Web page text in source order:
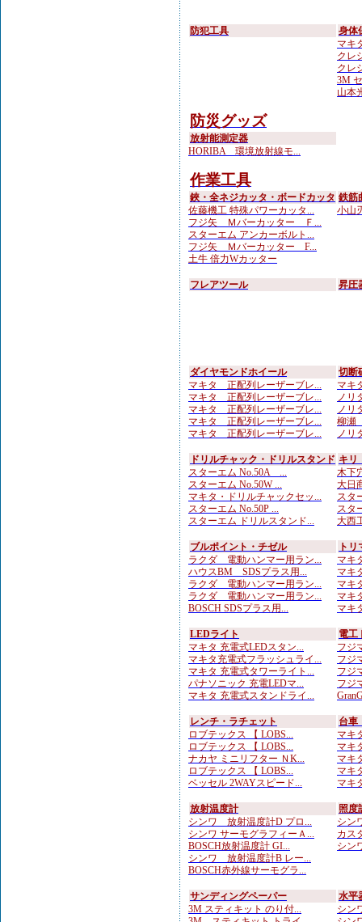
防犯工具
身体
マキ
クレ
クレ
3M
山本
防災グッズ
放射能測定器
HORIBA 環境放射線モ...
作業工具
鋏・全ネジカッタ・ボードカッタ
佐藤機工 特殊パワーカッタ...
フジ矢 Ｍバーカッター Ｆ...
スターエム アンカーボルト...
フジ矢 Ｍバーカッター F...
土牛 倍力Wカッター
鉄筋
小山
フレアツール 昇圧
ダイヤモンドホイール
マキタ 正配列レーザーブレ...
マキタ 正配列レーザーブレ...
マキタ 正配列レーザーブレ...
マキタ 正配列レーザーブレ...
マキタ 正配列レーザーブレ...
切断
マキ
ノリ
ノリ
柳瀬
ノリ
ドリルチャック・ドリルスタンド
スターエム No.50A ...
スターエム No.50W ...
マキタ・ドリルチャックセッ...
スターエム No.50P ...
スターエム ドリルスタンド...
キリ
木下
大日
スタ
スタ
大西
ブルポイント・チゼル
ラクダ 電動ハンマー用ラン...
ハウスBM SDSプラス用...
ラクダ 電動ハンマー用ラン...
ラクダ 電動ハンマー用ラン...
BOSCH SDSプラス用...
ト
マキ
マキ
マキ
マキ
マキ
LEDライト
マキタ 充電式LEDスタン...
マキタ充電式フラッシュライ...
マキタ 充電式タワーライト...
パナソニック 充電LEDマ...
マキタ 充電式スタンドライ...
電工
フジ
フジ
フジ
フジ
レンチ・ラチェット
ロブテックス 【 LOBS...
ロブテックス 【 LOBS...
ナカヤ ミニリフター ＮK...
ロブテックス 【 LOBS...
ベッセル 2WAYスピード...
台車
マキ
マキ
マキ
マキ
マキ
放射温度計
シンワ 放射温度計D プロ...
シンワ サーモグラフィーＡ...
BOSCH放射温度計 GI...
シンワ 放射温度計B レー...
BOSCH赤外線サーモグラ...
照度
シン
カス
シン
サンディングペーパー
3M スティキット のり付...
水平
シン